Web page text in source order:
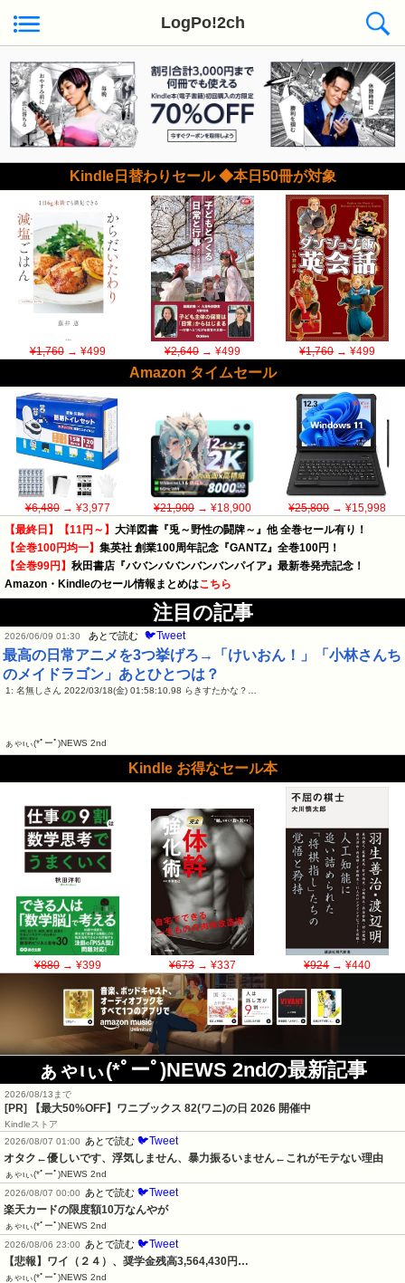
LogPo!2ch
Kindle日替わりセール ◆本日50冊が対象
¥1,760→ ¥499 ¥2,640→ ¥499 ¥1,760→ ¥499
Amazon タイムセール
¥6,480→ ¥3,977 ¥21,900→ ¥18,900 ¥25,800→ ¥15,998
【最終日】【11円～】 大洋図書『兎～野性の闘牌～』他 全巻セール有り！
【全巻100円均一】 集英社 創業100周年記念『GANTZ』全巻100円！
【全巻99円】 秋田書店『ババンババンバンバンパイア』最新巻発売記念！
Amazon・Kindleのセール情報まとめはこちら
注目の記事
2026/06/09 01:30 あとで読む 🐦Tweet
最高の日常アニメを3つ挙げろ→「けいおん！」「小林さんち
のメイドラゴン」あとひとつは？
1: 名無しさん 2022/03/18(金) 01:58:10.98 らきすたかな？…
ぁゃιぃ(*ﾟーﾟ)NEWS 2nd
Kindle お得なセール本
¥880→ ¥399 ¥673→ ¥337 ¥924→ ¥440
ぁゃιぃ(*ﾟーﾟ)NEWS 2ndの最新記事
2026/08/13まで
[PR] 【最大50%OFF】ワニブックス 82(ワニ)の日 2026 開催中
Kindleストア
2026/08/07 01:00
あとで読む 🐦Tweet
オタク←優しいです、浮気しません、暴力振るいません←これがモテない理由
ぁゃιぃ(*ﾟーﾟ)NEWS 2nd
2026/08/07 00:00
あとで読む 🐦Tweet
楽天カードの限度額10万なんやが
ぁゃιぃ(*ﾟーﾟ)NEWS 2nd
2026/08/06 23:00
あとで読む 🐦Tweet
【悲報】ワイ（２４）、奨学金残高3,564,430円…
ぁゃιぃ(*ﾟーﾟ)NEWS 2nd